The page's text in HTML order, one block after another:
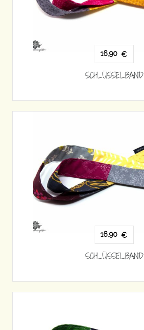
16,90 €
SCHLÜSSELBAND
16,90 €
SCHLÜSSELBAND